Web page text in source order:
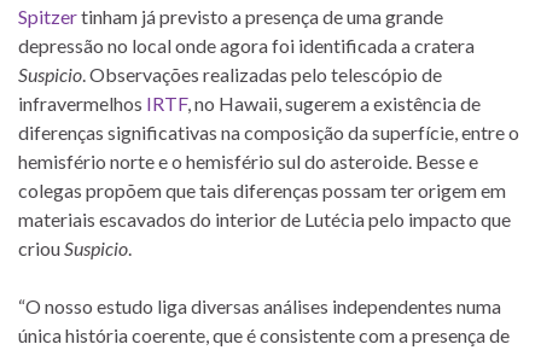
Spitzertinham já previsto a presença de uma grande
depressão no local onde agora foi identificada a cratera
Suspicio . Observações realizadas pelo telescópio de
infravermelhos IRTF, no Hawaii, sugerem a existência de
diferenças significativas na composição da superfície, entre o
hemisfério norte e o hemisfério sul do asteroide. Besse e
colegas propõem que tais diferenças possam ter origem em
materiais escavados do interior de Lutécia pelo impacto que
criou Suspicio
“O nosso estudo liga diversas análises independentes numa
única história coerente, que é consistente com a presença de